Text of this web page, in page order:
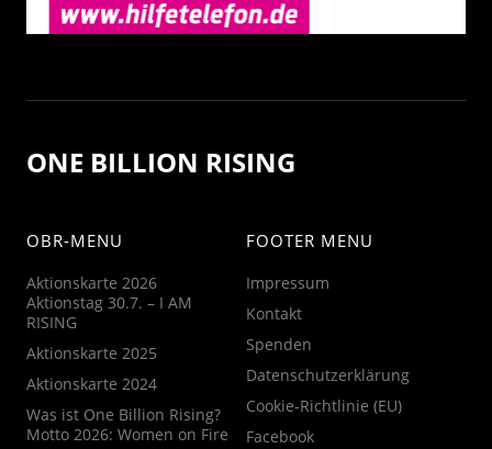
ONE BILLION RISING
OBR-MENU
Aktionskarte 2026
Aktionstag 30.7. – I AM
RISING
Aktionskarte 2025
Aktionskarte 2024
Was ist One Billion Rising?
Motto 2026: Women on Fire
FOOTER MENU
Impressum
Kontakt
Spenden
Datenschutzerklärung
Cookie-Richtlinie (EU)
Facebook